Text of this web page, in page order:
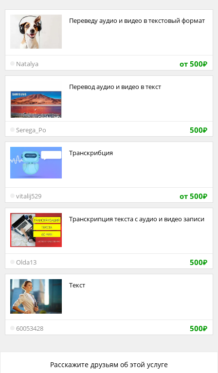
Расскажите друзьям об этой услуге
Переведу аудио и видео в текстовый формат
от 500₽
Natalya
Перевод аудио и видео в текст
500₽
Serega_Po
транскрибция
от 500₽
vitalij529
Транскрипция текста с аудио и видео записи
500₽
Olda13
Текст
500₽
60053428